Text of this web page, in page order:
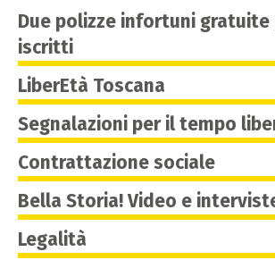
Due polizze infortuni gratuite
iscritti
LiberEtà Toscana
Segnalazioni per il tempo
Contrattazione sociale
Bella Storia! Video e
Legalità